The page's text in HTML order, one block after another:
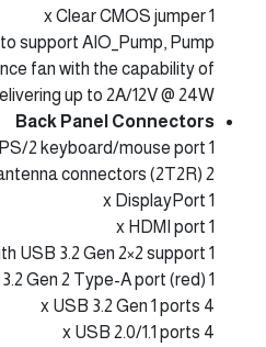
1 x Clear CMOS jumper
support AIO_Pump, Pump
fan with the capability of
up to 2A/12V @ 24W.
Back Panel Connectors
1 x PS/2 keyboard/mouse port
2 x SMA antenna connectors (2T2R)
1 x DisplayPort
1 x HDMI port
1 x USB Type-C® port, with USB 3.2 Gen 2×2 support
1 x USB 3.2 Gen 2 Type-A port (red)
4 x USB 3.2 Gen 1 ports
4 x USB 2.0/1.1 ports